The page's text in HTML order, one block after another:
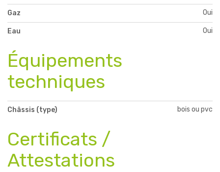
Gaz Oui
Eau Oui
Équipements
techniques
Châssis (type) bois ou pvc
Certificats /
Attestations